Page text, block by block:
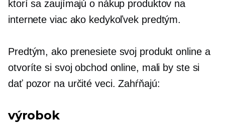
ktorí sa zaujímajú o nákup produktov na
internete viac ako kedykoľvek predtým.
Predtým, ako prenesiete svoj produkt online a
otvoríte si svoj obchod online, mali by ste si
dať pozor na určité veci. Zahŕňajú:
výrobok